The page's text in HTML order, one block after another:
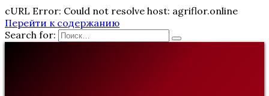
cURL Error: Could not resolve host: agriflor.online
Перейти к содержанию
Search for: